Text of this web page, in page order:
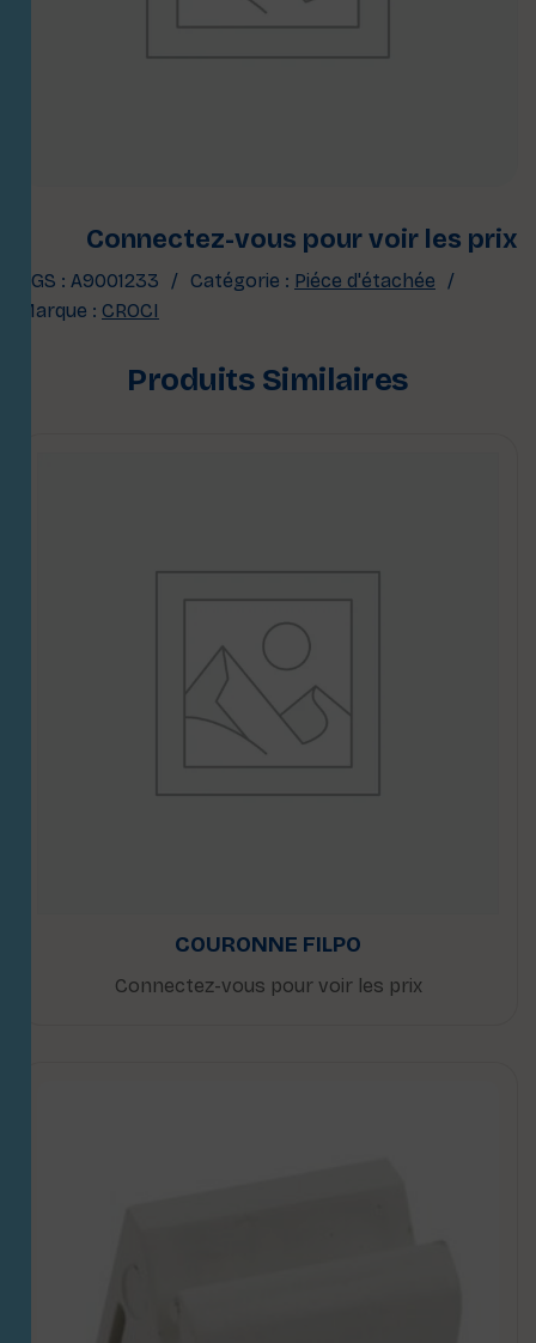
Connectez-vous pour voir les prix
UGS : A9001233 Catégorie : Piéce d'étachée
Marque : CROCI
Produits Similaires
COURONNE FILPO
Connectez-vous pour voir les prix